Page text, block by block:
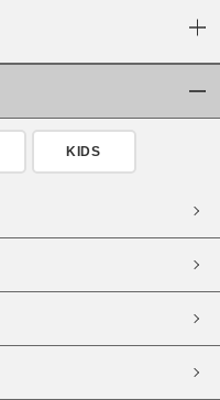
WEB限定
KIDS